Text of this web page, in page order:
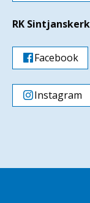
RK
Facebook
Instagram